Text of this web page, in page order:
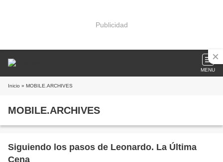
Publicidad
MENU
Inicio » MOBILE.ARCHIVES
MOBILE.ARCHIVES
Siguiendo los pasos de Leonardo. La Última
Cena